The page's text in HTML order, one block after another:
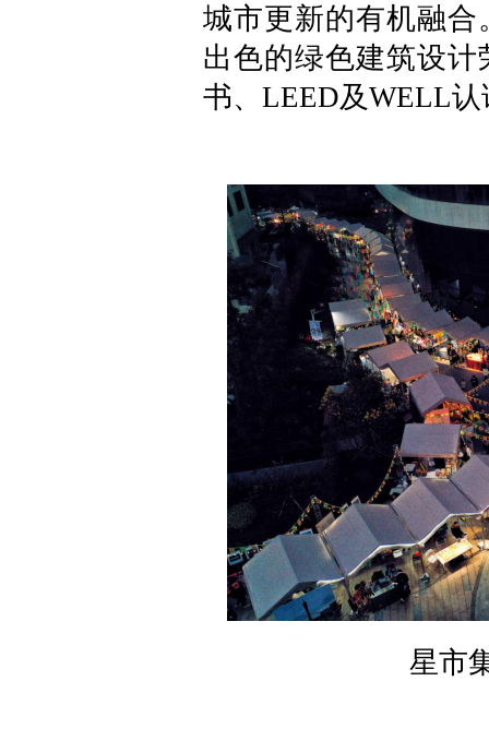
城市更新的有机融
出色的绿色建筑设
书、LEED及WELL
星市